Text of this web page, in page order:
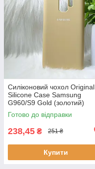
Силіконовий чохол Original
Silicone Case Samsung
G960/S9 Gold (золотий)
Готово до відправки
238,45 ₴ 251 ₴
Купити